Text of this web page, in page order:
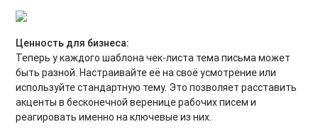
Ценность для бизнеса:
Теперь у каждого шаблона чек-листа тема письма может
быть разной. Настраивайте её на своё усмотрение или
используйте стандартную тему. Это позволяет расставить
акценты в бесконечной веренице рабочих писем и
реагировать именно на ключевые из них.